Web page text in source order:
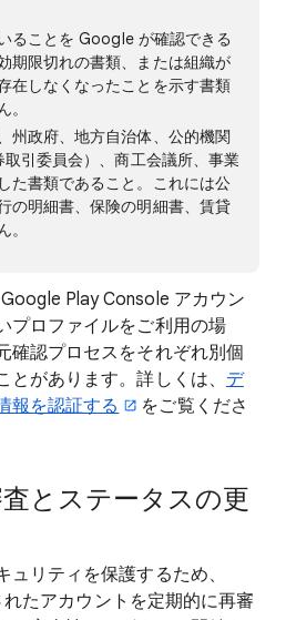
ることを Google が確認できる
期限切れの書類、または組織が
在しなくなったことを示す書類
州政府、地方自治体、公的機関
取引委員会）、商工会議所、事業
た書類であること。これには公
の明細書、保険の明細書、賃貸
Play Console アカウン
プロファイルをご利用の場
確認プロセスをそれぞれ別個
があります。詳しくは、 デ
報を認証する
をご覧くださ
とステータスの更
リティを保護するため、
たアカウントを定期的に再審